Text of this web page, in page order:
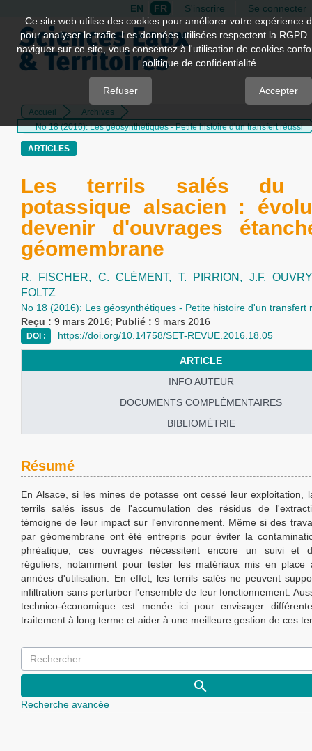
Quick
jump
page
Main
Navigation
Main
EN FR S'inscrire Se connecter
Accueil
Archives
No 18 (2016): Les géosynthétiques - Petite histoire d'un transfert réussi
ARTICLES
Les terrils salés du
potassique alsacien :
devenir d'ouvrages
géomembrane
R. FISCHER, C. CLÉMENT, T. PIRRION, J.F.
FOLTZ
No 18 (2016): Les géosynthétiques - Petite histoire d'un transfert
Reçu : 9 mars 2016; Publié : 9 mars 2016
DOI : https://doi.org/10.14758/SET-REVUE.2016.18.05
ARTICLE
INFO AUTEUR
DOCUMENTS COMPLÉMENTAIRES
BIBLIOMÉTRIE
Résumé
En Alsace, si les mines de potasse ont cessé leur exploitation,
terrils salés issus de l'accumulation des résidus de
témoigne de leur impact sur l'environnement. Même si des
par géomembrane ont été entrepris pour éviter la
phréatique, ces ouvrages nécessitent encore un suivi et
réguliers, notamment pour tester les matériaux mis en place
années d'utilisation. En effet, les terrils salés ne peuvent
infiltration sans perturber l'ensemble de leur fonctionnement.
technico-économique est menée ici pour envisager
traitement à long terme et aider à une meilleure gestion de ces
Recherche avancée
Ce site web utilise des cookies pour améliorer votre expérience
pour analyser le trafic. Les données utilisées respectent la
naviguer sur ce site, vous consentez à l'utilisation de cookies
politique de confidentialité.
Refuser Accepter